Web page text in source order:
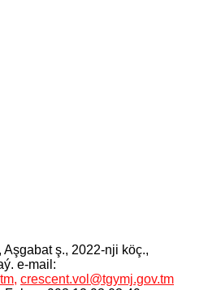
ş., 2022-nji köç.,
e-mail:
, crescent.vol@tgymj.gov.tm